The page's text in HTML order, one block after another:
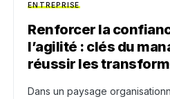
ENTREPRISE
Renforcer la
l’agilité : clés du
réussir les
Dans un paysage